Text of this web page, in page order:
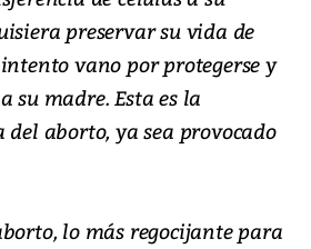
preservar su vida de
vano por protegerse y
su madre. Esta es la
aborto, ya sea provocado
lo más regocijante para